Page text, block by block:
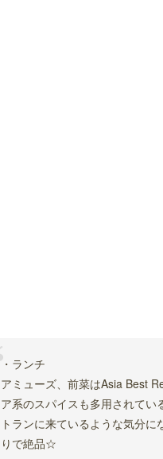
・ランチ
アミューズ、前菜はAsia Best
ア系のスパイスも多用されてい
トランに来ているような気分
りで絶品☆